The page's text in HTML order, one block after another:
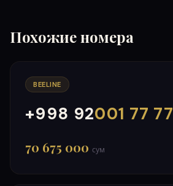
Похожие номера
BEELINE
+998 92001 77 77
000
999
70 675 000 сум